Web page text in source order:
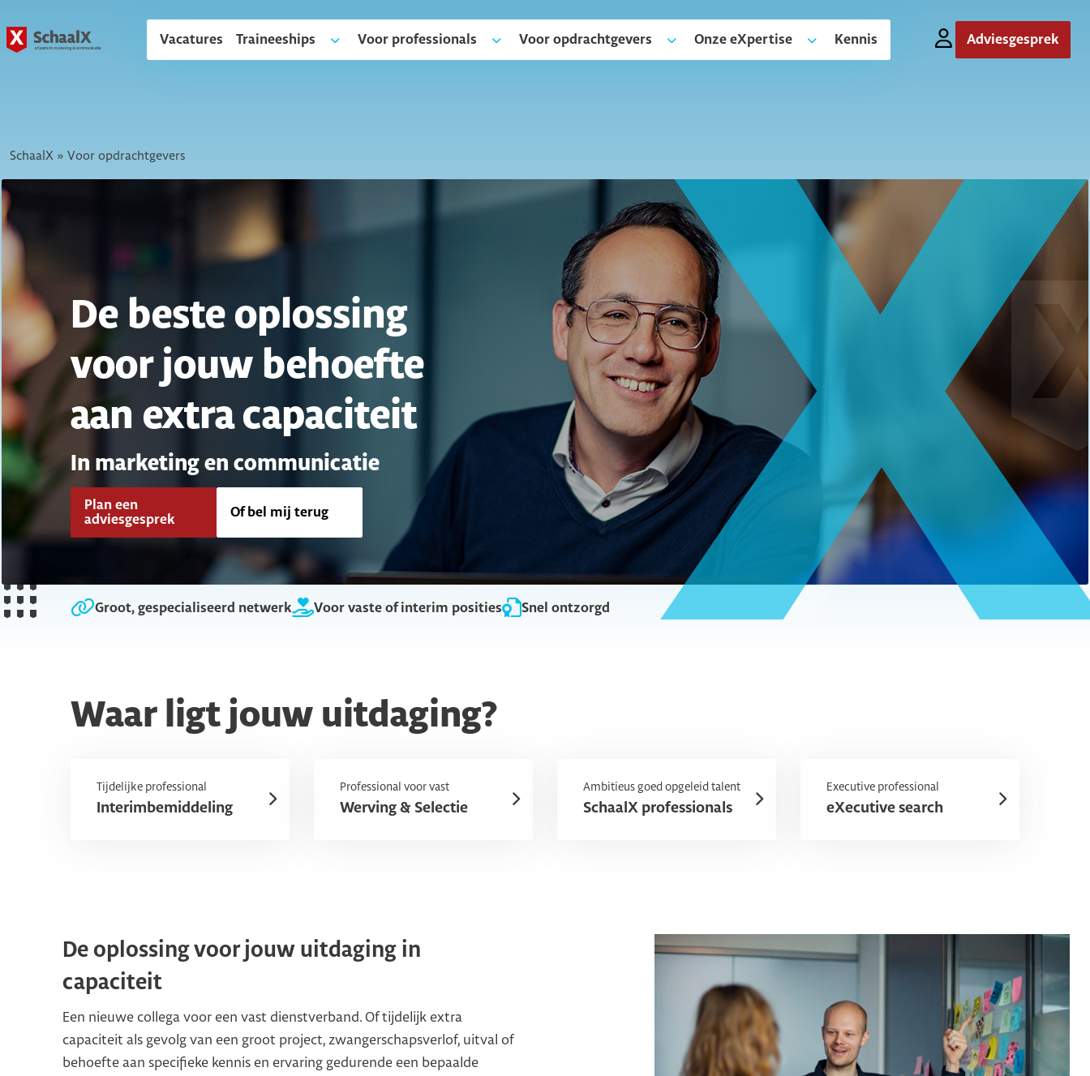
Vacatures Traineeships Voor professionals Voor opdrachtgevers Onze eXpertise Kennis Adviesgesprek
SchaalX » Voor opdrachtgevers
De beste oplossing
voor jouw behoefte
aan extra capaciteit
In marketing en communicatie
Plan een
adviesgesprek
Of bel mij terug
Groot, gespecialiseerd netwerk Voor vaste of interim posities Snel ontzorgd
Waar ligt jouw uitdaging?
Tijdelijke professional
Interimbemiddeling
Professional voor vast
Werving & Selectie
Ambitieus goed opgeleid talent
SchaalX professionals
Executive professional
eXecutive search
De oplossing voor jouw uitdaging in
capaciteit
Een nieuwe collega voor een vast dienstverband. Of tijdelijk extra
capaciteit als gevolg van een groot project, zwangerschapsverlof, uitval of
behoefte aan specifieke kennis en ervaring gedurende een bepaalde